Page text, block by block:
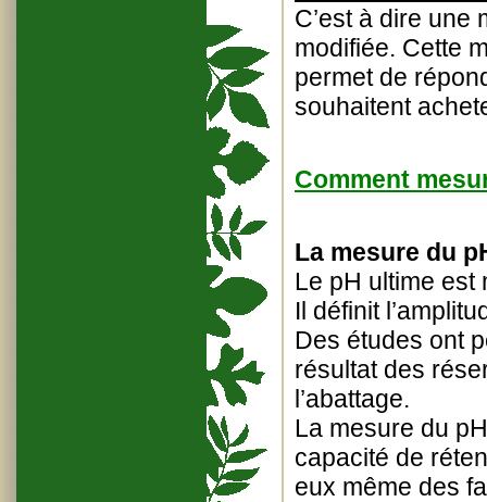
C’est à dire une
modifiée. Cette
permet de
souhaitent
Comment
La mesure du
Le pH ultime est
Il définit
Des études ont
résultat des
l’abattage.
La mesure du
capacité de
eux même des